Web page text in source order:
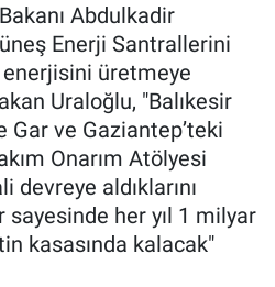
Abdulkadir
Enerji Santrallerini
üretmeye
Uraloğlu, "Balıkesir
Gar ve Gaziantep’teki
Onarım Atölyesi
aldıklarını
her yıl 1 milyar
kasasında kalacak"